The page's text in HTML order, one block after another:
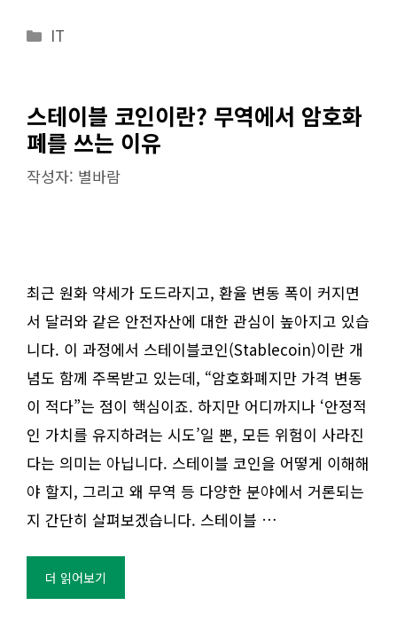
카
IT
스테이블 코인이란? 무역에서 암호화
폐를 쓰는 이유
작성자: 별바람
최근 원화 약세가 도드라지고, 환율 변동 폭이 커지면
서 달러와 같은 안전자산에 대한 관심이 높아지고 있습
니다. 이 과정에서 스테이블코인(Stablecoin)이란 개
념도 함께 주목받고 있는데, “암호화폐지만 가격 변동
이 적다”는 점이 핵심이죠. 하지만 어디까지나 ‘안정적
인 가치를 유지하려는 시도’일 뿐, 모든 위험이 사라진
다는 의미는 아닙니다. 스테이블 코인을 어떻게 이해해
야 할지, 그리고 왜 무역 등 다양한 분야에서 거론되는
지 간단히 살펴보겠습니다. 스테이블 …
더 읽어보기